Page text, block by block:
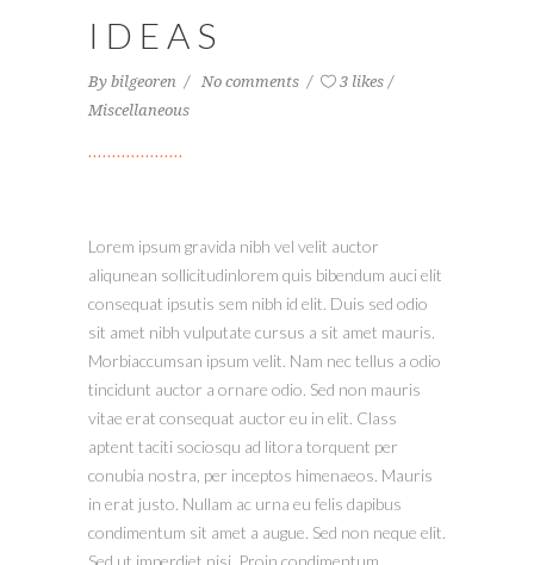
IDEAS
By bilgeoren No comments
3 likes
Miscellaneous
Lorem ipsum gravida nibh vel velit auctor
aliqunean sollicitudinlorem quis bibendum auci elit
consequat ipsutis sem nibh id elit. Duis sed odio
sit amet nibh vulputate cursus a sit amet mauris.
Morbiaccumsan ipsum velit. Nam nec tellus a odio
tincidunt auctor a ornare odio. Sed non mauris
vitae erat consequat auctor eu in elit. Class
aptent taciti sociosqu ad litora torquent per
conubia nostra, per inceptos himenaeos. Mauris
in erat justo. Nullam ac urna eu felis dapibus
condimentum sit amet a augue. Sed non neque elit.
Sed ut imperdiet nisi. Proin condimentum